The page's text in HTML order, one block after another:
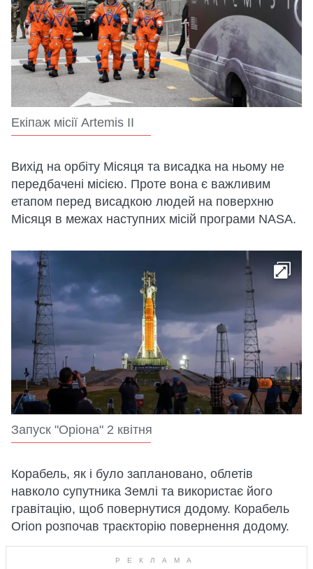
Екіпаж місії Artemis II
Вихід на орбіту Місяця та висадка на ньому не
передбачені місією. Проте вона є важливим
етапом перед висадкою людей на поверхню
Місяця в межах наступних місій програми NASA.
Запуск "Оріона" 2 квітня
Корабель, як і було заплановано, облетів
навколо супутника Землі та використає його
гравітацію, щоб повернутися додому. Корабель
Orion розпочав траєкторію повернення додому.